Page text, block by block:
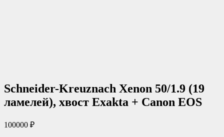
Schneider-Kreuznach Xenon 50/1.9 (19
ламелей), хвост Exakta + Canon EOS
100000 ₽